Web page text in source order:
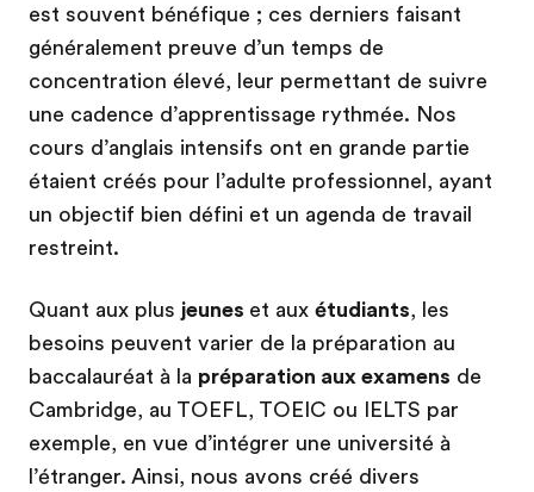
est souvent bénéfique ; ces derniers faisant
généralement preuve d’un temps de
concentration élevé, leur permettant de suivre
une cadence d’apprentissage rythmée. Nos
cours d’anglais intensifs ont en grande partie
étaient créés pour l’adulte professionnel, ayant
un objectif bien défini et un agenda de travail
restreint.
Quant aux plus jeunes et aux étudiants, les
besoins peuvent varier de la préparation au
baccalauréat à la préparation aux examens de
Cambridge, au TOEFL, TOEIC ou IELTS par
exemple, en vue d’intégrer une université à
l’étranger. Ainsi, nous avons créé divers